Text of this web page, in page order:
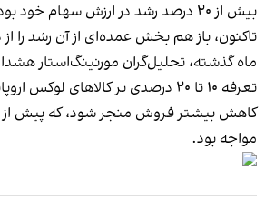
بیش از ۲۰ درصد رشد در ارزش سهام خود
تاکنون، باز هم بخش عمده‌ای از آن رشد را
ماه گذشته، تحلیل‌گران مورنینگ‌استار
تعرفه ۱۰ تا ۲۰ درصدی بر کالاهای لوکس
کاهش بیشتر فروش منجر شود، که پیش از
مواجه بود.